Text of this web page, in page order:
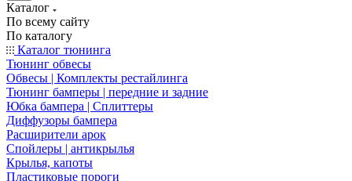
Каталог
По всему сайту
По каталогу
Каталог тюнинга
Тюнинг обвесы
Обвесы | Комплекты рестайлинга
Тюнинг бамперы | передние и задние
Юбка бампера | Сплиттеры
Диффузоры бампера
Расширители арок
Спойлеры | антикрылья
Крылья, капоты
Пластиковые пороги